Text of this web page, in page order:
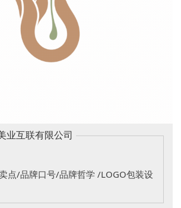
业互联有限公司
点/品牌口号/品牌哲学 /LOGO包装设